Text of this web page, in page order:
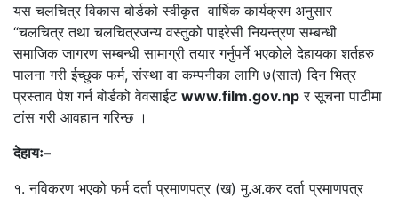
यस चलचित्र विकास बोर्डको स्वीकृत वार्षिक कार्यक्रम अनुसार
“चलचित्र तथा चलचित्रजन्य वस्तुको पाइरेसी नियन्त्रण सम्बन्धी
समाजिक जागरण सम्बन्धी सामाग्री तयार गर्नुपर्ने भएकोले देहायका शर्तहरु
पालना गरी ईच्छुक फर्म, संस्था वा कम्पनीका लागि ७(सात) दिन भित्र
प्रस्ताव पेश गर्न बोर्डको वेवसाईट www.film.gov.np र सूचना पाटीमा
टांस गरी आवहान गरिन्छ ।
देहायः–
१. नविकरण भएको फर्म दर्ता प्रमाणपत्र (ख) मु.अ.कर दर्ता प्रमाणपत्र